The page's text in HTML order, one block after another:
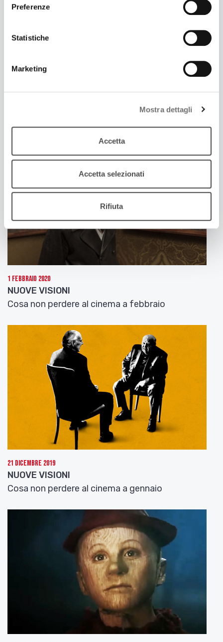
Preferenze
Statistiche
Marketing
Mostra dettagli
Accetta
Accetta selezionati
Rifiuta
1 Dicembre 2021
1 Febbraio 2020
NUOVE VISIONI
Cosa non perdere al cinema a febbraio
21 Dicembre 2019
NUOVE VISIONI
Cosa non perdere al cinema a gennaio